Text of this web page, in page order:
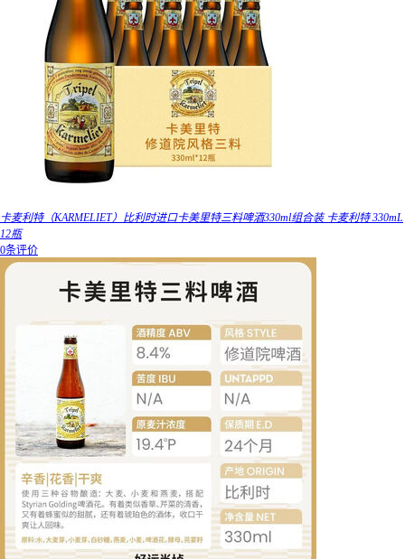
卡麦利特（KARMELIET）比利时进口卡美里特三料啤酒330ml组合装 卡麦利特 330mL
12瓶
0条评价